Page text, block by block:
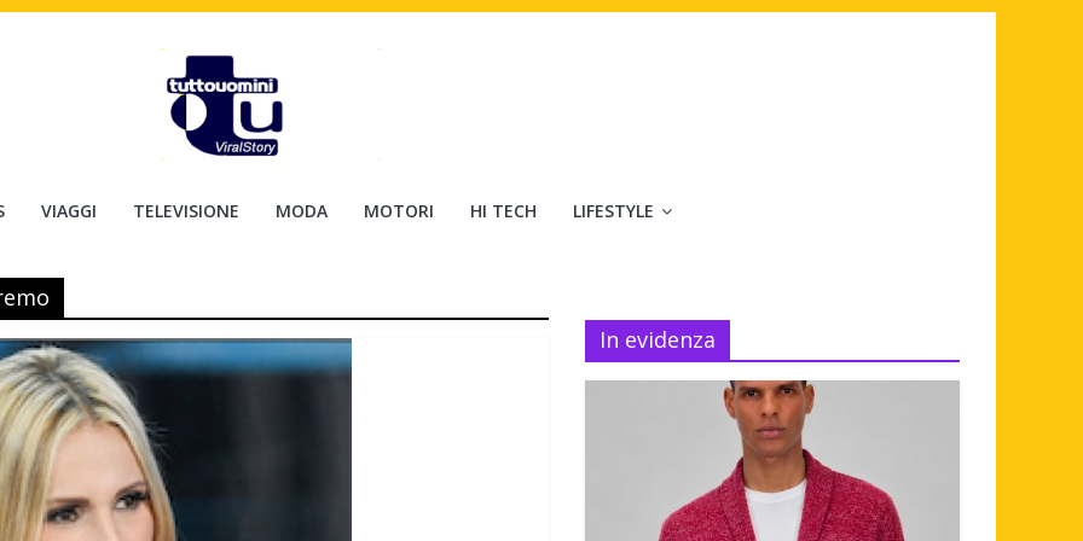
VIAGGI TELEVISIONE MODA MOTORI HI TECH LIFESTYLE
In evidenza